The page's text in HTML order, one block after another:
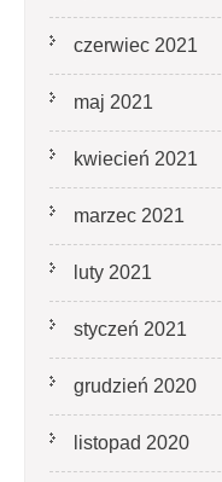
czerwiec 2021
maj 2021
kwiecień 2021
marzec 2021
luty 2021
styczeń 2021
grudzień 2020
listopad 2020